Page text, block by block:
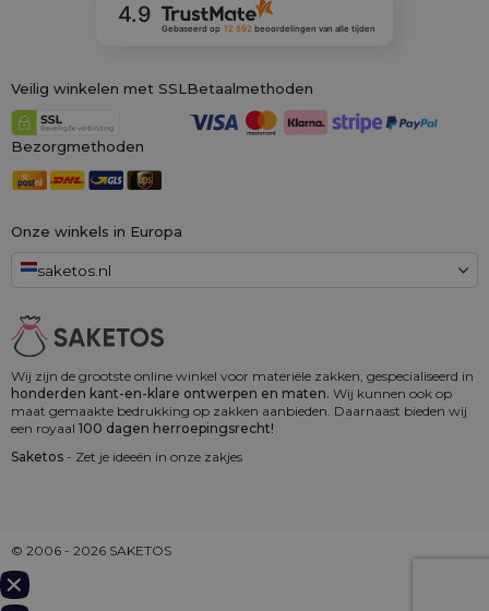
Wij zijn de grootste online winkel voor materiële zakken, gespecialiseerd in
honderden kant-en-klare ontwerpen en maten. Wij kunnen ook op
maat gemaakte bedrukking op zakken aanbieden. Daarnaast bieden wij
een royaal 100 dagen herroepingsrecht!
Saketos - Zet je ideeën in onze zakjes
Onze winkels in Europa
saketos.nl
4.9
Gebaseerd op 12 892 beoordelingenvan alle tijden
Veilig winkelen met SSL Betaalmethoden
Bezorgmethoden
© 2006 - 2026 SAKETOS